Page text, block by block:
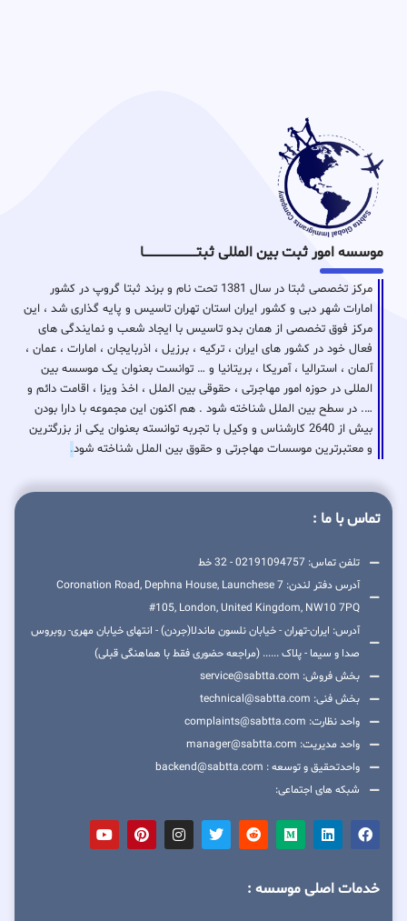
موسسه امور ثبت بین المللی ثبتـــــــــــــــــــــــــــــا
مرکز تخصصی ثبتا در سال 1381 تحت نام و برند ثبتا گروپ در کشور
امارات شهر دبی و کشور ایران استان تهران تاسیس و پایه گذاری شد ، این
مرکز فوق تخصصی از همان بدو تاسیس با ایجاد شعب و نمایندگی های
فعال خود در کشور های ایران ، ترکیه ، برزیل ، اذربایجان ، امارات ، عمان ،
آلمان ، استرالیا ، آمریکا ، بریتانیا و … توانست بعنوان یک موسسه بین
المللی در حوزه امور مهاجرتی ، حقوقی بین الملل ، اخذ ویزا ، اقامت دائم و
…. در سطح بین الملل شناخته شود . هم اکنون این مجموعه با دارا بودن
بیش از 2640 کارشناس و وکیل با تجربه توانسته بعنوان یکی از بزرگترین
و معتبرترین موسسات مهاجرتی و حقوق بین الملل شناخته شود.
تماس با ما :
تلفن تماس: 02191094757 - 32 خط
آدرس دفتر لندن: 7 Coronation Road, Dephna House, Launchese
#105, London, United Kingdom, NW10 7PQ
آدرس: ایران-تهران - خیابان نلسون ماندلا(جردن) - انتهای خیابان مهری- روبروس
صدا و سیما - پلاک ...... (مراجعه حضوری فقط با هماهنگی قبلی)
بخش فروش: service@sabtta.com
بخش فنی: technical@sabtta.com
واحد نظارت: complaints@sabtta.com
واحد مدیریت: manager@sabtta.com
واحدتحقیق و توسعه : backend@sabtta.com
شبکه های اجتماعی:
خدمات اصلی موسسه :